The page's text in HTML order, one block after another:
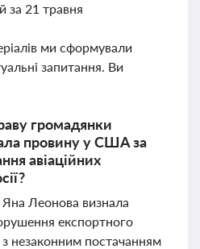
за 21 травня
ми сформували
запитання. Ви
громадянки
провину у США за
авіаційних
Яна Леонова визнала
експортного
незаконним постачанням